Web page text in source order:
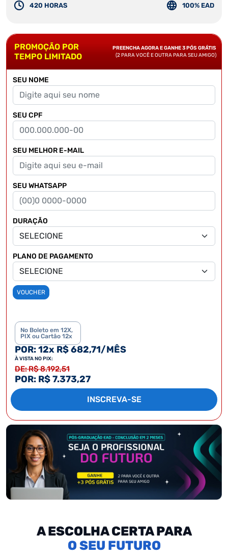
420 HORAS 100% EAD
PROMOÇÃO POR
TEMPO LIMITADO
PREENCHA AGORA E GANHE 3 PÓS GRÁTIS
(2 PARA VOCÊ E OUTRA PARA SEU AMIGO)
SEU NOME
SEU CPF
SEU MELHOR E-MAIL
SEU WHATSAPP
DURAÇÃO
PLANO DE PAGAMENTO
VOUCHER
No Boleto em 12X,
PIX ou Cartão 12x
POR: 12x R$ 682,71/MÊS
À VISTA NO PIX:
DE: R$ 8.192,51
POR: R$ 7.373,27
INSCREVA-SE
A ESCOLHA CERTA PARA
SEU FUTURO